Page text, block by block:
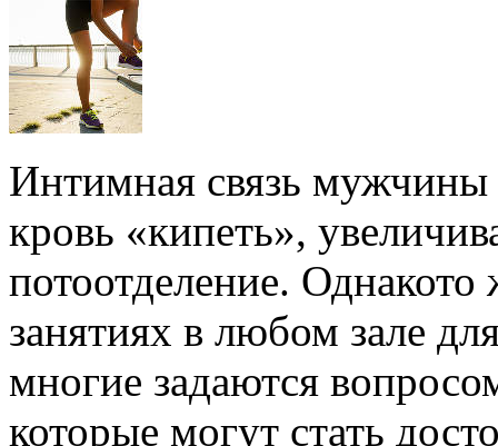
Интимная связь
кровь «кипеть»,
потоотделение.
занятиях в любом зале
многие задаются
которые могут стать